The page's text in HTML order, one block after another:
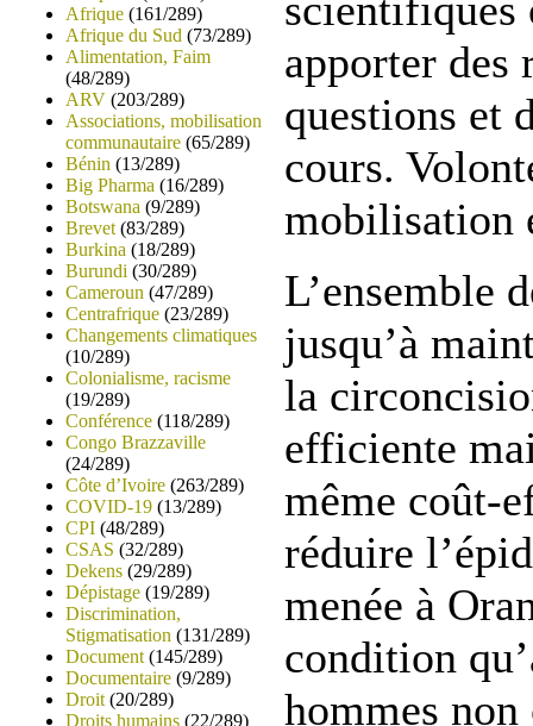
Afrique (161/289)
Afrique du Sud (73/289)
Alimentation, Faim
(48/289)
ARV (203/289)
Associations, mobilisation
communautaire (65/289)
Bénin (13/289)
Big Pharma (16/289)
Botswana (9/289)
Brevet (83/289)
Burkina (18/289)
Burundi (30/289)
Cameroun (47/289)
Centrafrique (23/289)
Changements climatiques
(10/289)
Colonialisme, racisme
(19/289)
Conférence (118/289)
Congo Brazzaville
(24/289)
Côte d’Ivoire (263/289)
COVID-19 (13/289)
CPI (48/289)
CSAS (32/289)
Dekens (29/289)
Dépistage (19/289)
Discrimination,
Stigmatisation (131/289)
Document (145/289)
Documentaire (9/289)
Droit (20/289)
Droits humains (22/289)
apporter des
questions et
cours.
mobilisation
L’ensemble
jusqu’à
la
efficiente
même coût-
réduire
menée à
condition
hommes